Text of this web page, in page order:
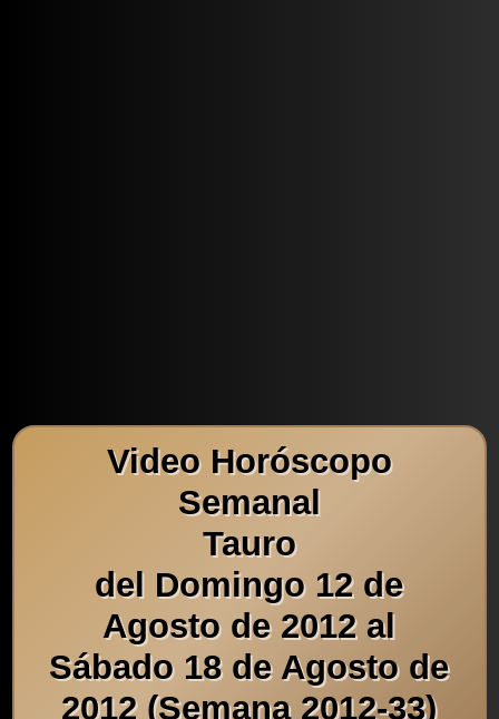
Video Horóscopo
Semanal
Tauro
del Domingo 12 de
Agosto de 2012 al
Sábado 18 de Agosto de
2012 (Semana 2012-33)